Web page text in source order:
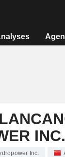
INC.
Inc.